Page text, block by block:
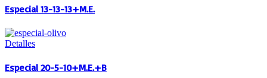
Especial 13-13-13+M.E.
Detalles
Especial 20-5-10+M.E.+B